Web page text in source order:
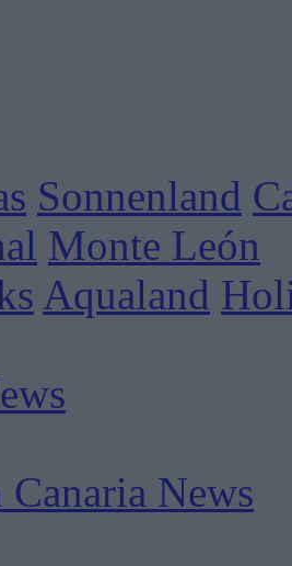
Sonnenland
Monte León
Aqualand
Canaria News